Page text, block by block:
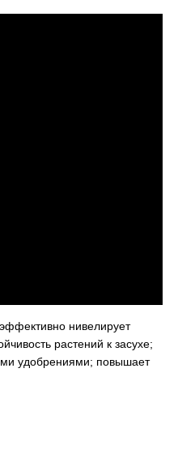
нивелирует
растений к засухе;
удобрениями; повышает